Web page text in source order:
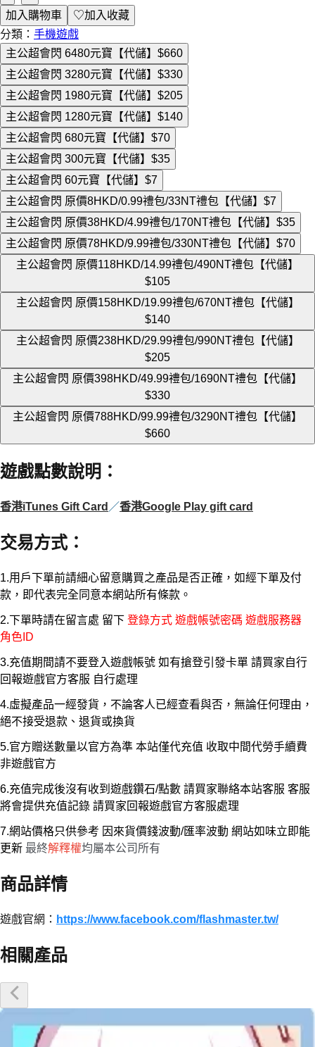
加入購物車
♡加入收藏
分類： 手機遊戲
主公超會閃 6480元寶【代儲】 $660
主公超會閃 3280元寶【代儲】 $330
主公超會閃 1980元寶【代儲】 $205
主公超會閃 1280元寶【代儲】 $140
主公超會閃 680元寶【代儲】 $70
主公超會閃 300元寶【代儲】 $35
主公超會閃 60元寶【代儲】 $7
主公超會閃 原價8HKD/0.99禮包/33NT禮包【代儲】 $7
主公超會閃 原價38HKD/4.99禮包/170NT禮包【代儲】 $35
主公超會閃 原價78HKD/9.99禮包/330NT禮包【代儲】 $70
主公超會閃 原價118HKD/14.99禮包/490NT禮包【代儲】
$105
主公超會閃 原價158HKD/19.99禮包/670NT禮包【代儲】
$140
主公超會閃 原價238HKD/29.99禮包/990NT禮包【代儲】
$205
主公超會閃 原價398HKD/49.99禮包/1690NT禮包【代儲】
$330
主公超會閃 原價788HKD/99.99禮包/3290NT禮包【代儲】
$660
遊戲點數說明 ：
香港iTunes Gift Card ／香港Google Play gift card
交易方式：
1.用戶下單前請細心留意購買之產品是否正確，如經下單及付
款，即代表完全同意本網站所有條款。
2.下單時請在留言處 留下 登錄方式 遊戲帳號密碼 遊戲服務器
角色ID
3.充值期間請不要登入遊戲帳號 如有搶登引發卡單 請買家自行
回報遊戲官方客服 自行處理
4.虛擬產品一經發貨，不論客人已經查看與否，無論任何理由，
絕不接受退款、退貨或換貨
5.官方贈送數量以官方為準 本站僅代充值 收取中間代勞手續費
非遊戲官方
6.充值完成後沒有收到遊戲鑽石/點數 請買家聯絡本站客服 客服
將會提供充值記錄 請買家回報遊戲官方客服處理
7.網站價格只供參考 因來貨價錢波動/匯率波動 網站如味立即能
更新 最終解釋權均屬本公司所有
商品詳情
遊戲官網： https://www.facebook.com/flashmaster.tw/
相關產品